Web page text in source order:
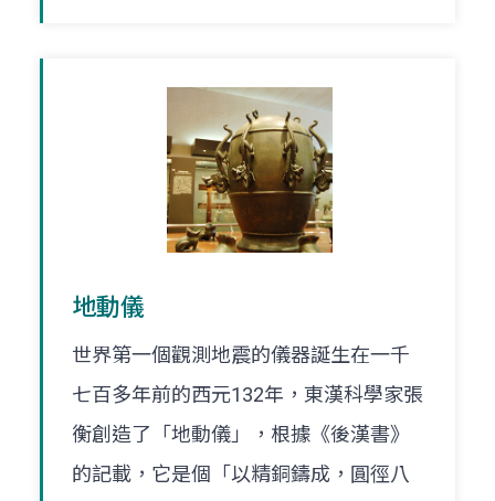
地動儀
世界第一個觀測地震的儀器誕生在一千
七百多年前的西元132年，東漢科學家張
衡創造了「地動儀」，根據《後漢書》
的記載，它是個「以精銅鑄成，圓徑八